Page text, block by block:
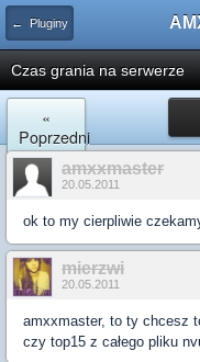
← Pluginy
Czas grania na serwerze
«
Poprzedni
amxxmaster
20.05.2011
ok to my cierpliwie
mierzwi
20.05.2011
amxxmaster, to ty chcesz
czy top15 z całego pliku